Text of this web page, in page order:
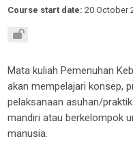
Course start date: 20 October
Mata kuliahPemenuhan
akan mempelajarikonsep,
pelaksanaan asuhan/
mandiri atau berkelompok
manusia.